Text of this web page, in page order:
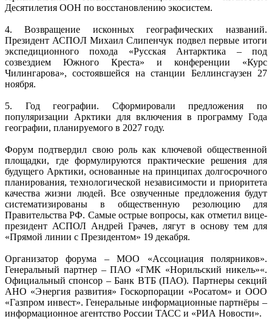
Десятилетия ООН по восстановлению экосистем.
4. Возвращение исконных географических названий.
Президент АСПОЛ Михаил Слипенчук подвел первые итоги
экспедиционного похода «Русская Антарктика – под
созвездием Южного Креста» и конференции «Курс
Чилингарова», состоявшейся на станции Беллинсгаузен 27
ноября.
5. Год географии. Сформировали предложения по
популяризации Арктики для включения в программу Года
географии, планируемого в 2027 году.
Форум подтвердил свою роль как ключевой общественной
площадки, где формулируются практические решения для
будущего Арктики, основанные на принципах долгосрочного
планирования, технологической независимости и приоритета
качества жизни людей. Все озвученные предложения будут
систематизированы в общественную резолюцию для
Правительства РФ. Самые острые вопросы, как отметил вице-
президент АСПОЛ Андрей Грачев, лягут в основу тем для
«Прямой линии с Президентом» 19 декабря.
Организатор форума – МОО «Ассоциация полярников».
Генеральный партнер – ПАО «ГМК «Норильский никель»«.
Официальный спонсор – Банк ВТБ (ПАО). Партнеры секций
АНО «Энергия развития» Госкорпорации «Росатом» и ООО
«Газпром инвест». Генеральные информационные партнёры –
информационное агентство России ТАСС и «РИА Новости».